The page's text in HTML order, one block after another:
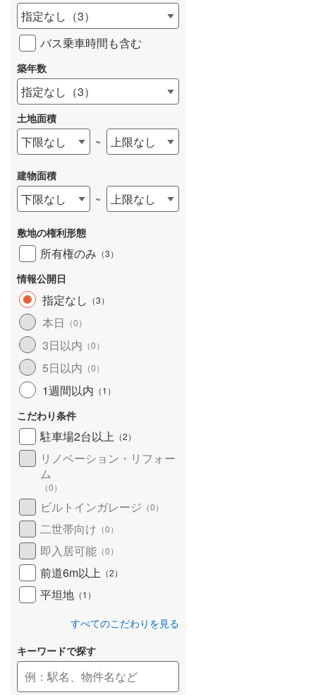
指定なし （3）
バス乗車時間も含む
築年数
指定なし （3）
土地面積
下限なし ~ 上限なし
建物面積
下限なし ~ 上限なし
敷地の権利形態
所有権のみ （3）
情報公開日
指定なし （3）
本日 （0）
3日以内 （0）
5日以内 （0）
1週間以内 （1 ）
こだわり条件
駐車場2台以上 （2）
リノベーション・リフォー
ム
（0）
ビルトインガレージ （0）
二世帯向け （0）
即入居可能 （0）
前道6m以上 （2）
平坦地 （1 ）
すべてのこだわりを見る
キーワードで探す